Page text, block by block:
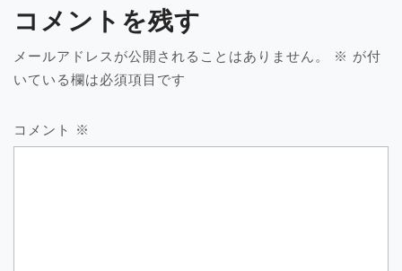
ビ
ゲ
ー
シ
ン
コメントを残す
メールアドレスが公開されることはありません。 ※ が付
いている欄は必須項目です
コメント ※